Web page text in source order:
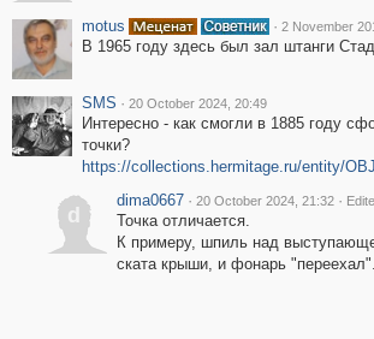
motus · 2 November
В 1965 году здесь был зал штанги
SMS · 20 October 2024, 20:49
Интересно - как смогли в 1885 году
точки?
https://collections.hermitage.ru/entity/
d
dima0667 · 20 October 2024, 21:32 ·
Точка отличается.
К примеру, шпиль над
ската крыши, и фонарь "переехал".